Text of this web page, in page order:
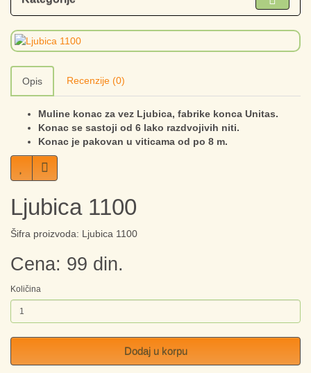
Opis Recenzije (0)
Muline konac za vez Ljubica, fabrike konca Unitas.
Konac se sastoji od 6 lako razdvojivih niti.
Konac je pakovan u viticama od po 8 m.
Ljubica 1100
Šifra proizvoda: Ljubica 1100
Cena: 99 din.
Količina
Dodaj u korpu